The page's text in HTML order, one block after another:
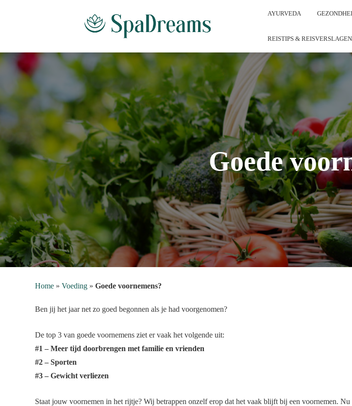
AYURVEDA
REISTIPS & REISVERSLAGEN
Goede
Home » Voeding » Goede voornemens?
Ben jij het jaar net zo goed begonnen als je had voorgenomen?
De top 3 van goede voornemens ziet er vaak het volgende uit:
#1 – Meer tijd doorbrengen met familie en vrienden
#2 – Sporten
#3 – Gewicht verliezen
Staat jouw voornemen in het rijtje? Wij betrappen onzelf erop dat het vaak blijft bij een voornemen.